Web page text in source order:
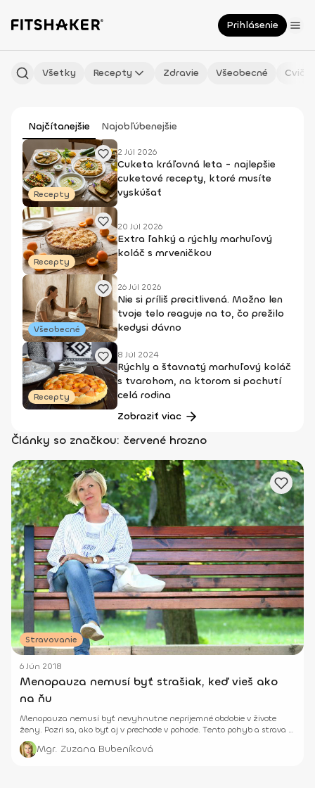
Prihlásenie
Všetky Recepty Zdravie Všeobecné
Najčítanejšie Najobľúbenejšie
Recepty
2 Júl 2026
Cuketa kráľovná leta - najlepšie
cuketové recepty, ktoré musíte
vyskúšať
Recepty
20 Júl 2026
Extra ľahký a rýchly marhuľový
koláč s mrveničkou
Všeobecné
26 Júl 2026
Nie si príliš precitlivená. Možno len
tvoje telo reaguje na to, čo prežilo
kedysi dávno
Recepty
8 Júl 2024
Rýchly a šťavnatý marhuľový koláč
s tvarohom, na ktorom si pochutí
celá rodina
Zobraziť viac
Články so značkou: červené hrozno
Stravovanie
6 Jún 2018
Menopauza nemusí byť strašiak, keď vieš ako
na ňu
Menopauza nemusí byť nevyhnutne nepríjemné obdobie v živote
ženy. Pozri sa, ako byť aj v prechode v pohode. Tento pohyb a strava ti
pomôžu.
Mgr. Zuzana Bubeníková